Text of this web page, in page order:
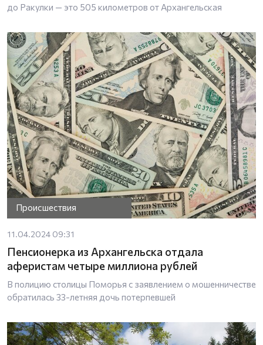
до Ракулки — это 505 километров от Архангельская
Происшествия
11.04.2024 09:31
Пенсионерка из Архангельска отдала
аферистам четыре миллиона рублей
В полицию столицы Поморья с заявлением о мошенничестве
обратилась 33-летняя дочь потерпевшей